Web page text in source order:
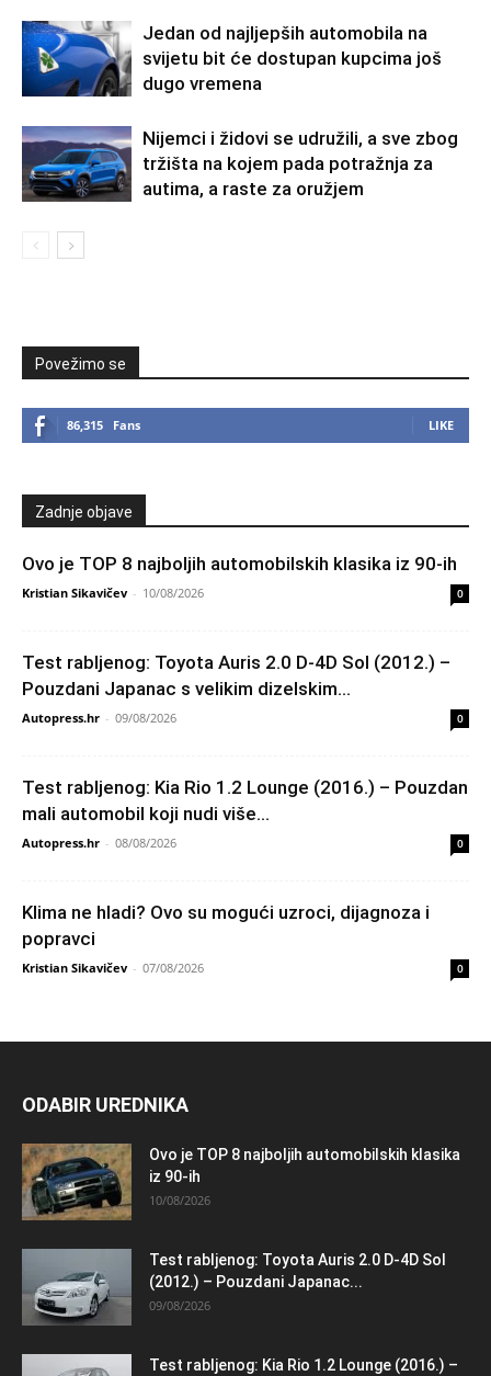
Jedan od najljepših automobila na
svijetu bit će dostupan kupcima još
dugo vremena
Nijemci i židovi se udružili, a sve zbog
tržišta na kojem pada potražnja za
autima, a raste za oružjem
Povežimo se
86,315 Fans LIKE
Zadnje objave
Ovo je TOP 8 najboljih automobilskih klasika iz 90-ih
Kristian Sikavičev - 10/08/2026 0
Test rabljenog: Toyota Auris 2.0 D-4D Sol (2012.) –
Pouzdani Japanac s velikim dizelskim...
Autopress.hr - 09/08/2026 0
Test rabljenog: Kia Rio 1.2 Lounge (2016.) – Pouzdan
mali automobil koji nudi više...
Autopress.hr - 08/08/2026 0
Klima ne hladi? Ovo su mogući uzroci, dijagnoza i
popravci
Kristian Sikavičev - 07/08/2026 0
ODABIR UREDNIKA
Ovo je TOP 8 najboljih automobilskih klasika
iz 90-ih
10/08/2026
Test rabljenog: Toyota Auris 2.0 D-4D Sol
(2012.) – Pouzdani Japanac...
09/08/2026
Test rabljenog: Kia Rio 1.2 Lounge (2016.) –